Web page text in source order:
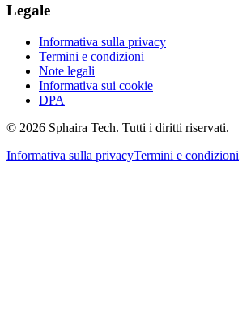
Legale
Informativa sulla privacy
Termini e condizioni
Note legali
Informativa sui cookie
DPA
© 2026 Sphaira Tech. Tutti i diritti riservati.
Informativa sulla privacyTermini e condizioni